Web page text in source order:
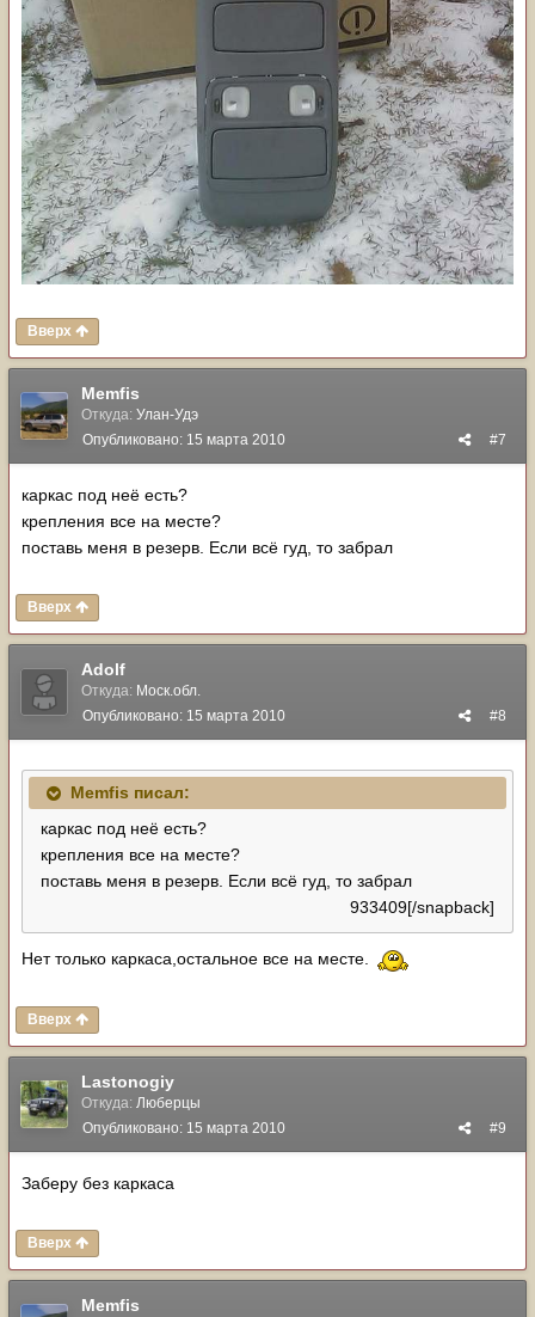
Вверх
Memfis
Откуда: Улан-Удэ
#7
Опубликовано: 15 марта 2010
каркас под неё есть?
крепления все на месте?
поставь меня в резерв. Если всё гуд, то забрал
Вверх
Adolf
Откуда: Моск.обл.
#8
Опубликовано: 15 марта 2010
Memfis писал:
каркас под неё есть?
крепления все на месте?
поставь меня в резерв. Если всё гуд, то забрал
933409[/snapback]
Нет только каркаса,остальное все на месте.
Вверх
Lastonogiy
Откуда: Люберцы
#9
Опубликовано: 15 марта 2010
Заберу без каркаса
Вверх
Memfis